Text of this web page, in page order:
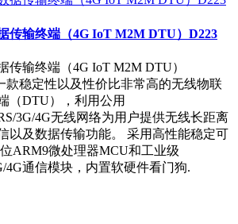
传输终端（4G IoT M2M DTU）D223
传输终端（4G IoT M2M DTU）
款稳定性以及性价比非常高的无线物联
（DTU），利用公用
3G/4G无线网络为用户提供无线长距离
以及数据传输功能。 采用高性能稳定可
ARM9微处理器MCU和工业级
4G通信模块，内置软硬件看门狗.